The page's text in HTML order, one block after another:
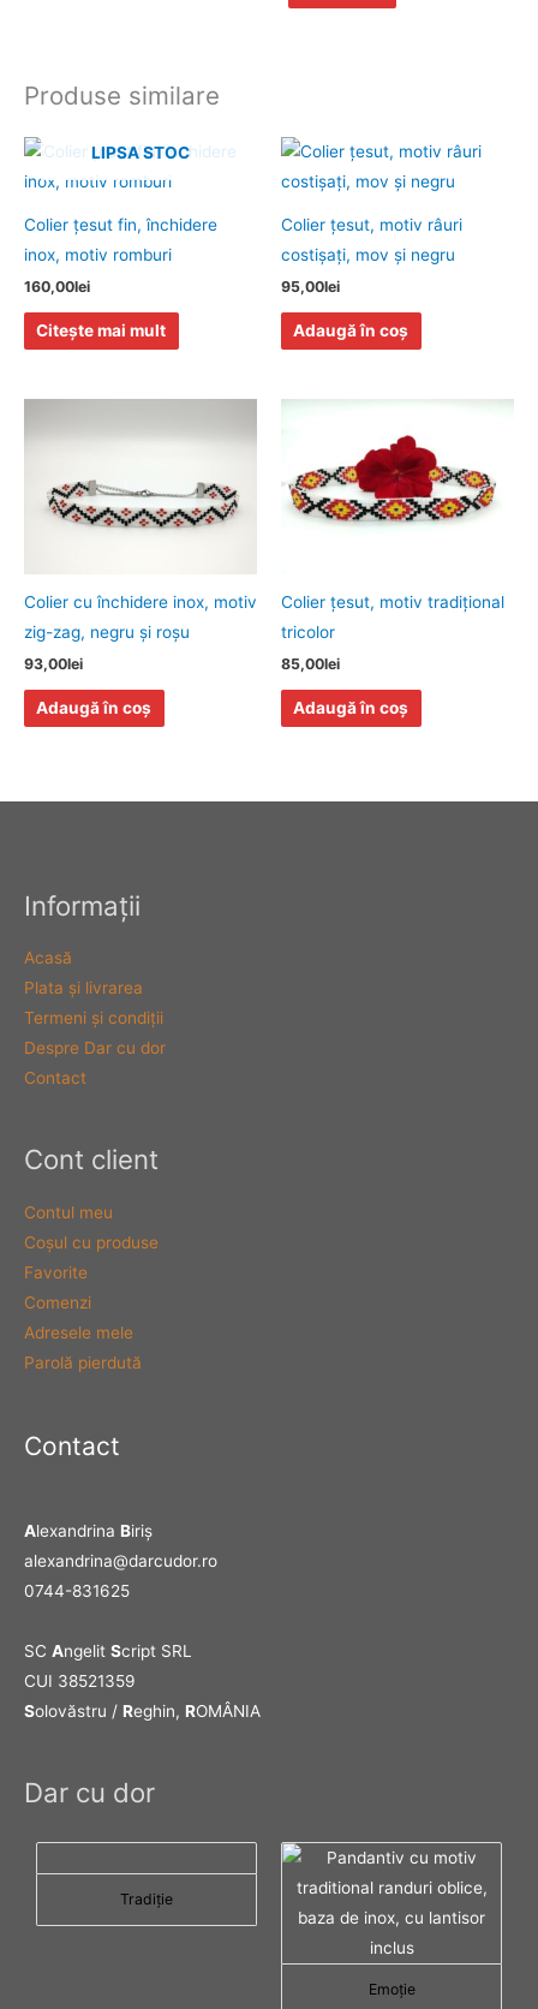
Produse similare
LIPSA STOC
Colier ţesut fin, închidere
inox, motiv romburi
160,00lei
Citește mai mult
Colier ţesut, motiv râuri
costişaţi, mov şi negru
95,00lei
Adaugă în coș
Colier cu închidere inox, motiv
zig-zag, negru şi roşu
93,00lei
Adaugă în coș
Colier ţesut, motiv tradiţional
tricolor
85,00lei
Adaugă în coș
Informaţii
Acasă
Plata şi livrarea
Termeni şi condiţii
Despre Dar cu dor
Contact
Cont client
Contul meu
Coşul cu produse
Favorite
Comenzi
Adresele mele
Parolă pierdută
Contact
Alexandrina Biriş
alexandrina@darcudor.ro
0744-831625
SC Angelit Script SRL
CUI 38521359
Solovăstru / Reghin, ROMÂNIA
Dar cu dor
Tradiţie
Emoţie